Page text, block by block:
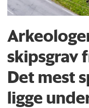
skipsgrav
Det mest
ligge